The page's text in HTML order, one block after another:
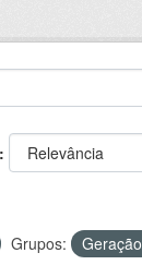
Grupos: Geração